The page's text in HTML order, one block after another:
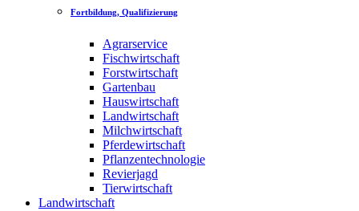
Fortbildung, Qualifizierung
Agrarservice
Fischwirtschaft
Forstwirtschaft
Gartenbau
Hauswirtschaft
Landwirtschaft
Milchwirtschaft
Pferdewirtschaft
Pflanzentechnologie
Revierjagd
Tierwirtschaft
Landwirtschaft